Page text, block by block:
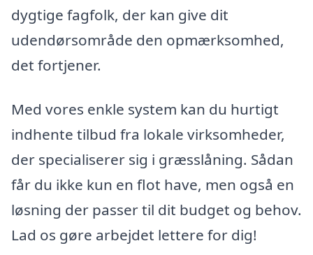
dygtige fagfolk, der kan give dit
udendørsområde den opmærksomhed,
det fortjener.
Med vores enkle system kan du hurtigt
indhente tilbud fra lokale virksomheder,
der specialiserer sig i græsslåning. Sådan
får du ikke kun en flot have, men også en
løsning der passer til dit budget og behov.
Lad os gøre arbejdet lettere for dig!